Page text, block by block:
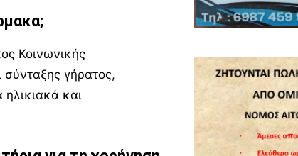
Κοινωνικής
σύνταξης γήρατος,
και